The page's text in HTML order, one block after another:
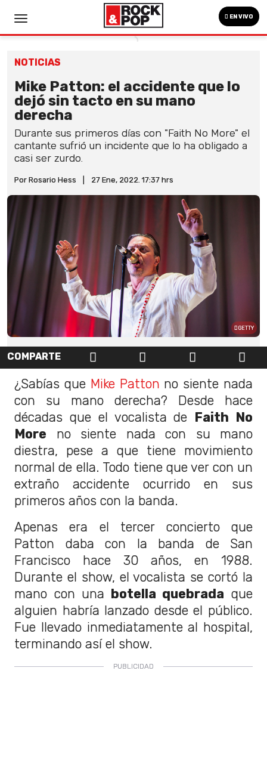
EN VIVO
NOTICIAS
Mike Patton: el accidente que lo
dejó sin tacto en su mano
derecha
Durante sus primeros días con "Faith No More" el
cantante sufrió un incidente que lo ha obligado a
casi ser zurdo.
Por Rosario Hess 27 Ene, 2022. 17:37 hrs
GETTY
COMPARTE
¿Sabías que Mike Patton no siente nada
con su mano derecha? Desde hace
décadas que el vocalista de Faith No
More no siente nada con su mano
diestra, pese a que tiene movimiento
normal de ella. Todo tiene que ver con un
extraño accidente ocurrido en sus
primeros años con la banda.
Apenas era el tercer concierto que
Patton daba con la banda de San
Francisco hace 30 años, en 1988.
Durante el show, el vocalista se cortó la
mano con una botella quebrada que
alguien habría lanzado desde el público.
Fue llevado inmediatamente al hospital,
terminando así el show.